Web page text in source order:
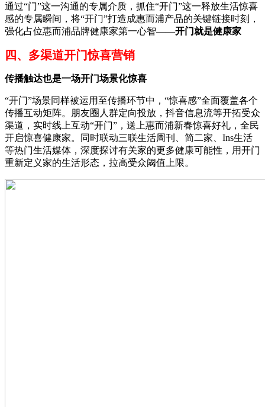
通过“门”这一沟通的专属介质，抓住“开门”这一释放生活惊喜
感的专属瞬间，将“开门”打造成惠而浦产品的关键链接时刻，
强化占位惠而浦品牌健康家第一心智——开门就是健康家
四、多渠道开门惊喜营销
传播触达也是一场开门场景化惊喜
“开门”场景同样被运用至传播环节中，“惊喜感”全面覆盖各个
传播互动矩阵。朋友圈人群定向投放，抖音信息流等开拓受众
渠道，实时线上互动“开门”，送上惠而浦新春惊喜好礼，全民
开启惊喜健康家。同时联动三联生活周刊、简二家、Ins生活
等热门生活媒体，深度探讨有关家的更多健康可能性，用开门
重新定义家的生活形态，拉高受众阈值上限。